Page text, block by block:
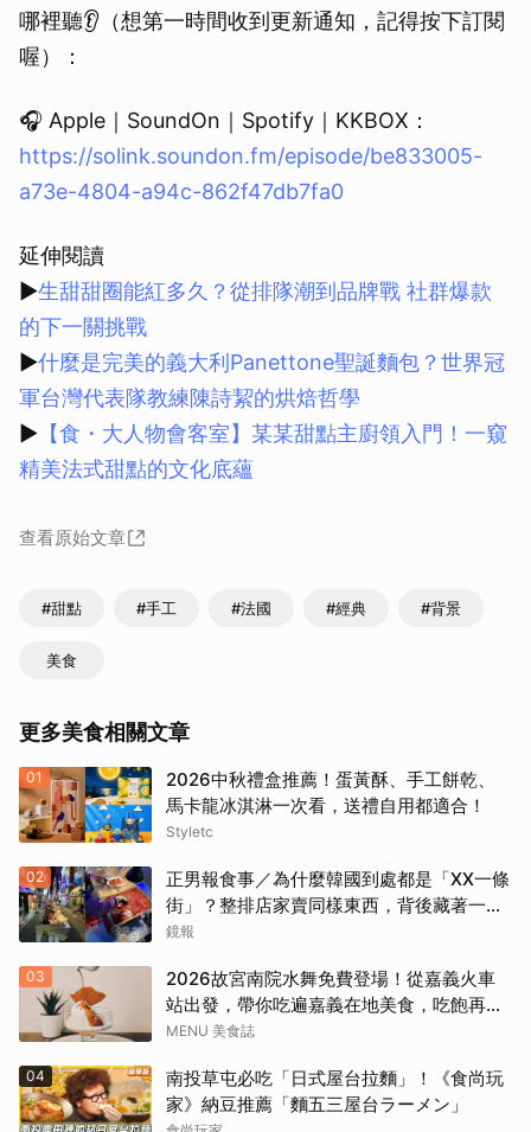
哪裡聽👂（想第一時間收到更新通知，記得按下訂閱
喔）：
🎧 Apple｜SoundOn｜Spotify｜KKBOX：
https://solink.soundon.fm/episode/be833005-
a73e-4804-a94c-862f47db7fa0
延伸閱讀
▶生甜甜圈能紅多久？從排隊潮到品牌戰 社群爆款
的下一關挑戰
▶什麼是完美的義大利Panettone聖誕麵包？世界冠
軍台灣代表隊教練陳詩絜的烘焙哲學
▶ 【食・大人物會客室】某某甜點主廚領入門！一窺
精美法式甜點的文化底蘊
查看原始文章
#甜點 #手工 #法國 #經典 #背景
美食
更多美食相關文章
01
2026中秋禮盒推薦！蛋黃酥、手工餅乾、
馬卡龍冰淇淋一次看，送禮自用都適合！
Styletc
02
正男報食事／為什麼韓國到處都是「XX一條
街」？整排店家賣同樣東西，背後藏著一套
生意經
鏡報
03
2026故宮南院水舞免費登場！從嘉義火車
站出發，帶你吃遍嘉義在地美食，吃飽再去
看夜間展演，這周末就這樣安排吧！
MENU 美食誌
04
南投草屯必吃「日式屋台拉麵」！《食尚玩
家》納豆推薦「麵五三屋台ラーメン」